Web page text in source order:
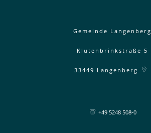
Gemeinde Langenberg
Klutenbrinkstraße 5
33449 Langenberg
+49 5248 508-0